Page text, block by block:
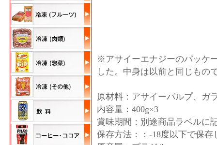
※アサイーエナジーのパッケ
した。中身は以前と同じもの
原材料：アサイーパルプ、ガ
内容量：400g×3
賞味期間：別途商品ラベルに
保存方法：：-18度以下で保存